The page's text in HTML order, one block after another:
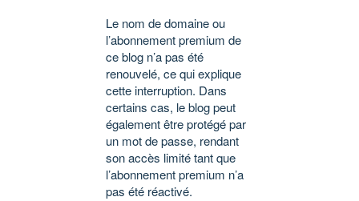
Le nom de domaine ou
l’abonnement premium de
ce blog n’a pas été
renouvelé, ce qui explique
cette interruption. Dans
certains cas, le blog peut
également être protégé par
un mot de passe, rendant
son accès limité tant que
l’abonnement premium n’a
pas été réactivé.